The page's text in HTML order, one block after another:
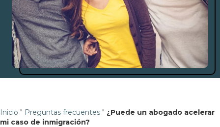
Inicio " Preguntas frecuentes " ¿Puede un abogado acelerar
mi caso de inmigración?